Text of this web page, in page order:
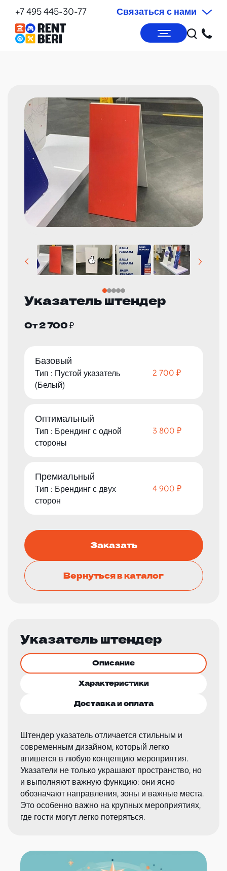
+7 495 445-30-77 Связаться с нами
Указатель штендер
От 2 700 ₽
Базовый
Тип : Пустой указатель
(Белый)
2 700 ₽
Оптимальный
Тип : Брендинг с одной
стороны
3 800 ₽
Премиальный
Тип : Брендинг с двух
сторон
4 900 ₽
Заказать
Вернуться в каталог
Указатель штендер
Описание
Характеристики
Доставка и оплата
Штендер указатель отличается стильным и
современным дизайном, который легко
впишется в любую концепцию мероприятия.
Указатели не только украшают пространство, но
и выполняют важную функцию: они ясно
обозначают направления, зоны и важные места.
Это особенно важно на крупных мероприятиях,
где гости могут легко потеряться.